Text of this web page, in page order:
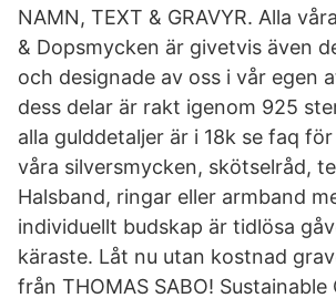
NAMN, TEXT & GRAVYR. Alla
& Dopsmycken är givetvis även
och designade av oss i vår egen
dess delar är rakt igenom 925
alla gulddetaljer är i 18k se faq
våra silversmycken, skötselråd,
Halsband, ringar eller armband
individuellt budskap är tidlösa
käraste. Låt nu utan kostnad
från THOMAS SABO! Sustainable